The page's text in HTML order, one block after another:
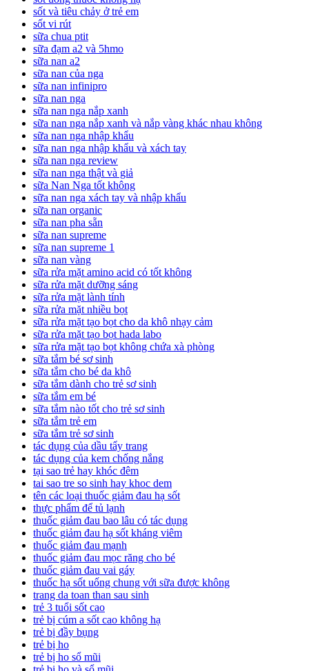
sốt và tiêu chảy ở trẻ em
sốt vi rút
sữa chua ptit
sữa đạm a2 và 5hmo
sữa nan a2
sữa nan của nga
sữa nan infinipro
sữa nan nga
sữa nan nga nắp xanh
sữa nan nga nắp xanh và nắp vàng khác nhau không
sữa nan nga nhập khẩu
sữa nan nga nhập khẩu và xách tay
sữa nan nga review
sữa nan nga thật và giả
sữa Nan Nga tốt không
sữa nan nga xách tay và nhập khẩu
sữa nan organic
sữa nan pha sẵn
sữa nan supreme
sữa nan supreme 1
sữa nan vàng
sữa rửa mặt amino acid có tốt không
sữa rửa mặt dưỡng sáng
sữa rửa mặt lành tính
sữa rửa mặt nhiều bọt
sữa rửa mặt tạo bọt cho da khô nhạy cảm
sữa rửa mặt tạo bọt hada labo
sữa rửa mặt tạo bọt không chứa xà phòng
sữa tắm bé sơ sinh
sữa tắm cho bé da khô
sữa tắm dành cho trẻ sơ sinh
sữa tắm em bé
sữa tắm nào tốt cho trẻ sơ sinh
sữa tắm trẻ em
sữa tắm trẻ sơ sinh
tác dụng của dầu tẩy trang
tác dụng của kem chống nắng
tại sao trẻ hay khóc đêm
tai sao tre so sinh hay khoc dem
tên các loại thuốc giảm đau hạ sốt
thực phẩm để tủ lạnh
thuốc giảm đau bao lâu có tác dụng
thuốc giảm đau hạ sốt kháng viêm
thuốc giảm đau mạnh
thuốc giảm đau mọc răng cho bé
thuốc giảm đau vai gáy
thuốc hạ sốt uống chung với sữa được không
trang da toan than sau sinh
trẻ 3 tuổi sốt cao
trẻ bị cúm a sốt cao không hạ
trẻ bị đầy bụng
trẻ bị ho
trẻ bị ho sổ mũi